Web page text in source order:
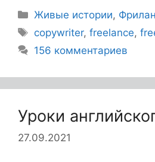
Живые истории,
copywriter,freelance,
156 комментариев
Уроки
27.09.2021